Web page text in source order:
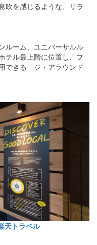
吹を感じるような、リラ
ルーム、ユニバーサルル
テル最上階に位置し、フ
できる「ジ・アラウンド
天トラベル